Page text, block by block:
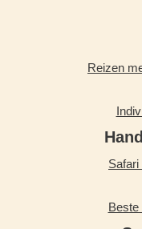
Reizen
Safari
Beste